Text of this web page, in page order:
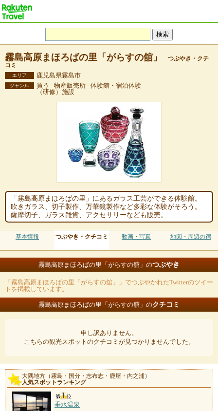
霧島高原まほろばの里「がらすの舘」
つぶやき・クチ
コミ
エリア 鹿児島県霧島市
ジャンル
買う - 物産販売所 - 体験館・宿泊体験
（研修）施設
「霧島高原まほろばの里」にあるガラス工芸ができる体験館。
吹きガラス、切子製作、万華鏡製作など多彩な体験がそろう。
薩摩切子、ガラス雑貨、アクセサリーなども販売。
基本情報 つぶやき・クチコミ 動画・写真 地図・周辺の宿
霧島高原まほろばの里「がらすの舘」のつぶやき
「霧島高原まほろばの里「がらすの舘」」でつぶやかれたTwitterのツイー
トを掲載しています。
霧島高原まほろばの里「がらすの舘」のクチコミ
申し訳ありません。
こちらの観光スポットのクチコミが見つかりませんでした。
大隅地方（霧島・国分・志布志・鹿屋・内之浦）
人気スポットランキング
垂水温泉